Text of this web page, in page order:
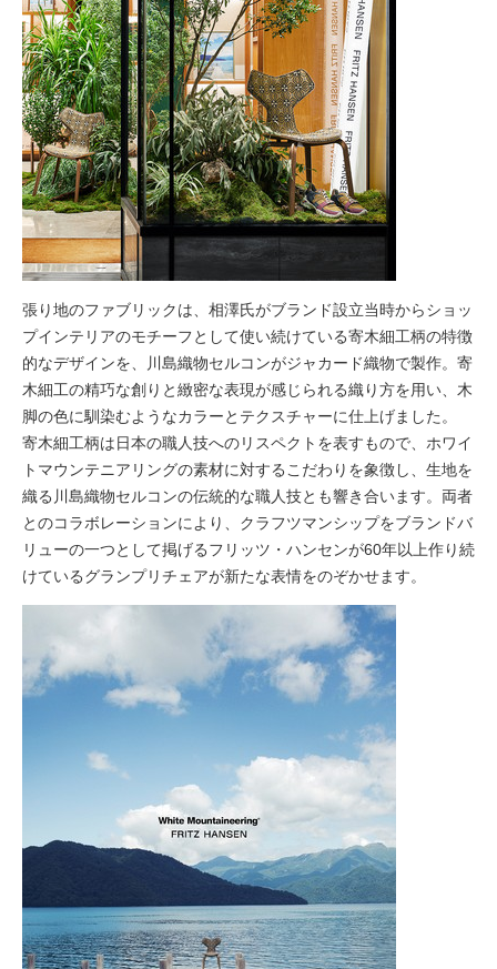
張り地のファブリックは、相澤氏がブランド設立当時からショッ
プインテリアのモチーフとして使い続けている寄木細工柄の特徴
的なデザインを、川島織物セルコンがジャカード織物で製作。寄
木細工の精巧な創りと緻密な表現が感じられる織り方を用い、木
脚の色に馴染むようなカラーとテクスチャーに仕上げました。
寄木細工柄は日本の職人技へのリスペクトを表すもので、ホワイ
トマウンテニアリングの素材に対するこだわりを象徴し、生地を
織る川島織物セルコンの伝統的な職人技とも響き合います。両者
とのコラボレーションにより、クラフツマンシップをブランドバ
リューの一つとして掲げるフリッツ・ハンセンが60年以上作り続
けているグランプリチェアが新たな表情をのぞかせます。